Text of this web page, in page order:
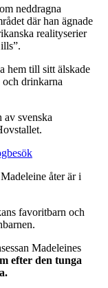
neddragna
där han ägnade
realityserier
hem till sitt älskade
och drinkarna
av svenska
åter är i
favoritbarn och
Madeleines
efter den tunga